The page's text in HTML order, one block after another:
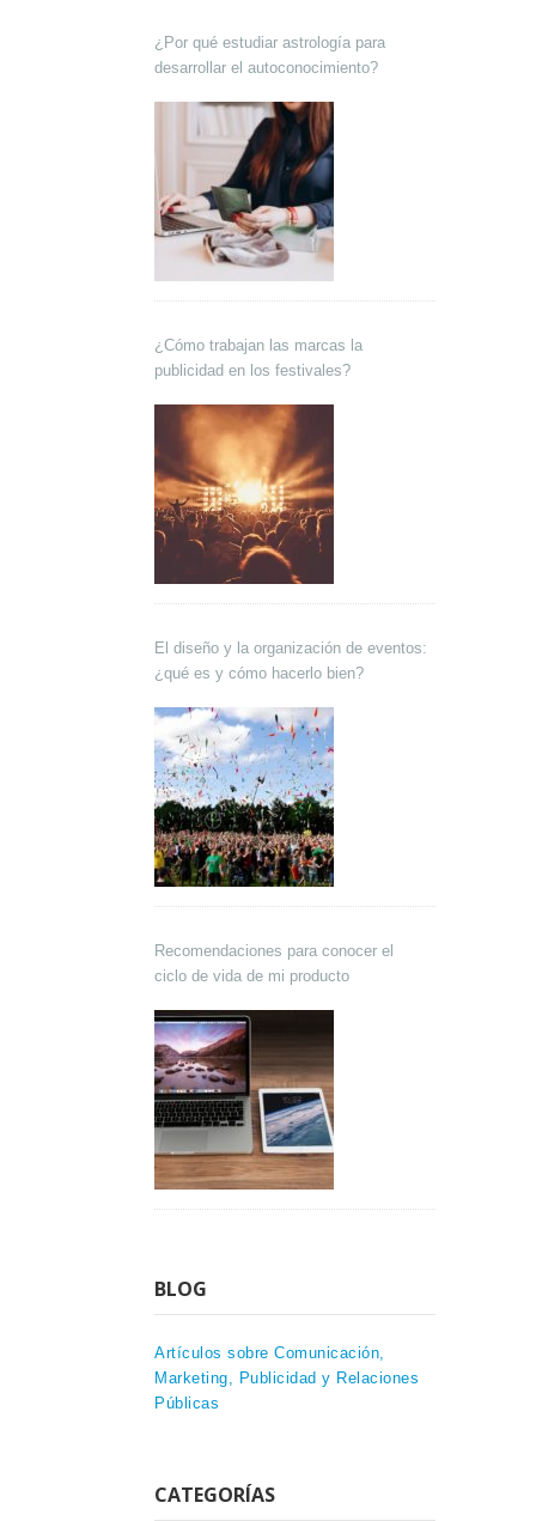
¿Por qué estudiar astrología para
desarrollar el autoconocimiento?
¿Cómo trabajan las marcas la
publicidad en los festivales?
El diseño y la organización de eventos:
¿qué es y cómo hacerlo bien?
Recomendaciones para conocer el
ciclo de vida de mi producto
BLOG
Artículos sobre Comunicación,
Marketing, Publicidad y Relaciones
Públicas
CATEGORÍAS